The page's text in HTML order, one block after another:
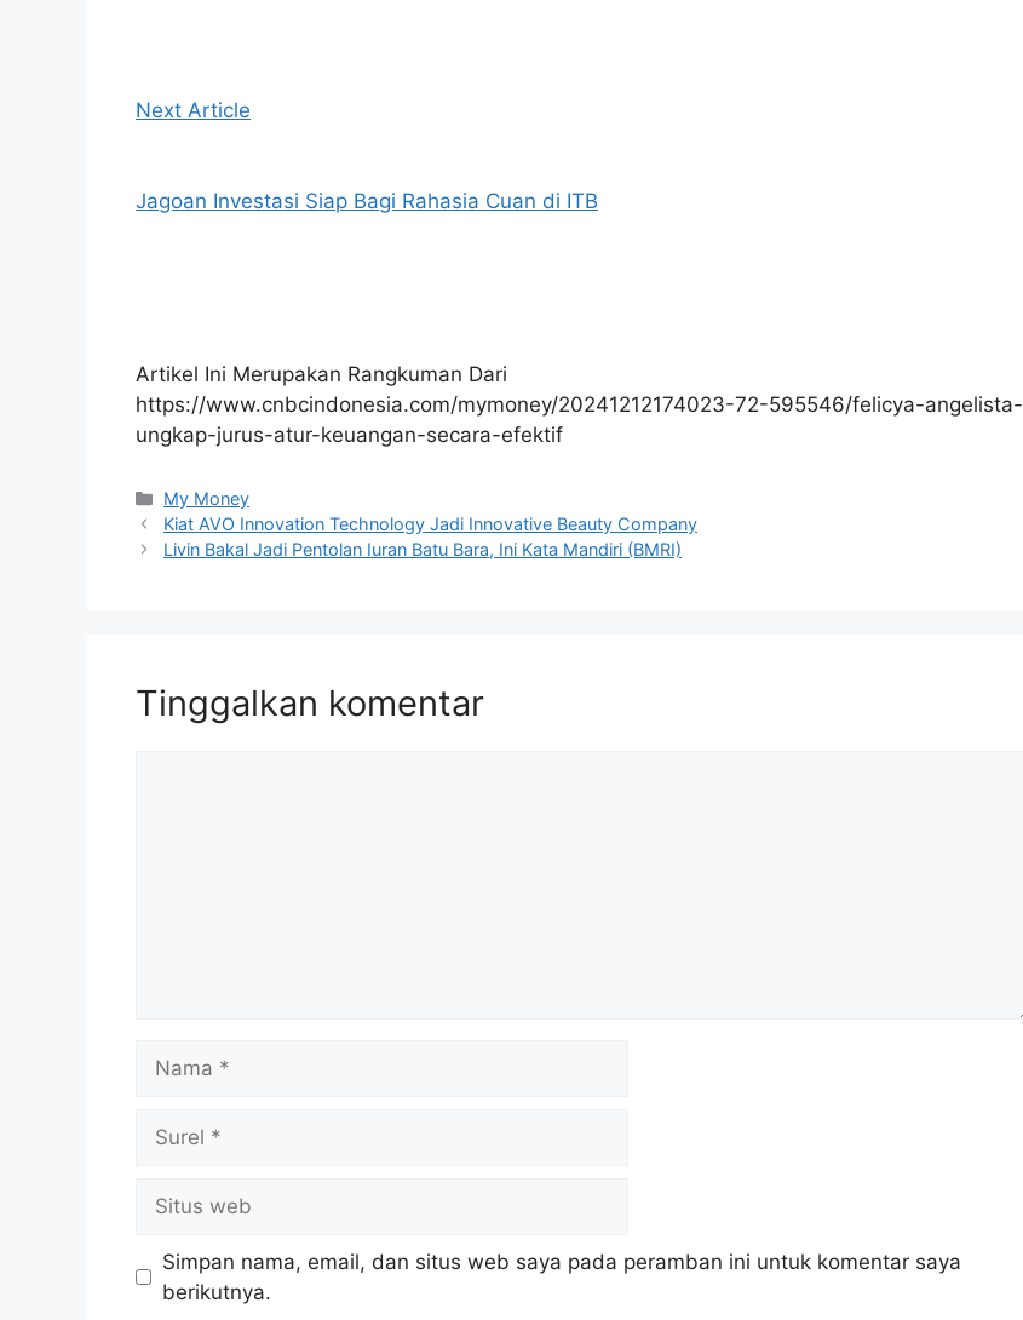
Next Article
Jagoan Investasi Siap Bagi Rahasia Cuan di ITB
Artikel Ini Merupakan Rangkuman Dari
https://www.cnbcindonesia.com/mymoney/20241212174023-72-595546/felicya-angelista-
ungkap-jurus-atur-keuangan-secara-efektif
Kategori
My Money
Kiat AVO Innovation Technology Jadi Innovative Beauty Company
Livin Bakal Jadi Pentolan Iuran Batu Bara, Ini Kata Mandiri (BMRI)
Tinggalkan komentar
web
Simpan nama, email, dan situs web saya pada peramban ini untuk komentar saya
berikutnya.